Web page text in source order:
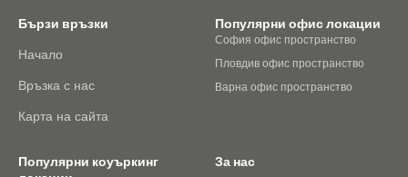
Бързи връзки
Начало
Връзка с нас
Карта на сайта
Популярни офис локации
София офис пространство
Пловдив офис пространство
Варна офис пространство
Популярни коуъркинг
За нас